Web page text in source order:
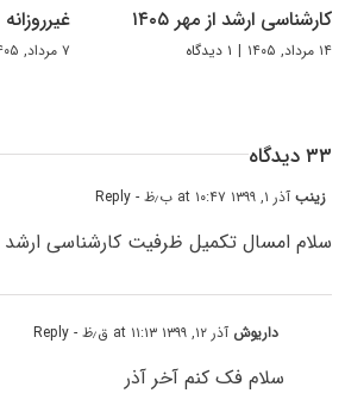
کارشناسی ارشد از مهر ۱۴۰۵
۱۴ مرداد, ۱۴۰۵ | ۱ دیدگاه
غیرروزانه
۷ مرداد, ۱۴۰۵
۳۳ دیدگاه
زینبآذر ۱, ۱۳۹۹ at ۱۰:۴۷ ب٫ظ - Reply
سلام امسال تکمیل ظرفیت کارشناسی ارشد
داریوش آذر ۱۲, ۱۳۹۹ at ۱۱:۱۳ ق٫ظ - Reply
سلام فک کنم آخر آذر